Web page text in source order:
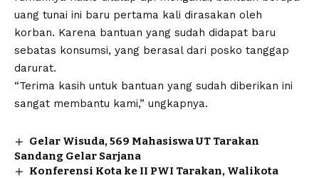
uang tunai ini baru pertama kali dirasakan oleh
korban. Karena bantuan yang sudah didapat baru
sebatas konsumsi, yang berasal dari posko tanggap
darurat.
“Terima kasih untuk bantuan yang sudah diberikan ini
sangat membantu kami,” ungkapnya.
Gelar Wisuda, 569 Mahasiswa UT Tarakan
Sandang Gelar Sarjana
Konferensi Kota ke II PWI Tarakan, Walikota